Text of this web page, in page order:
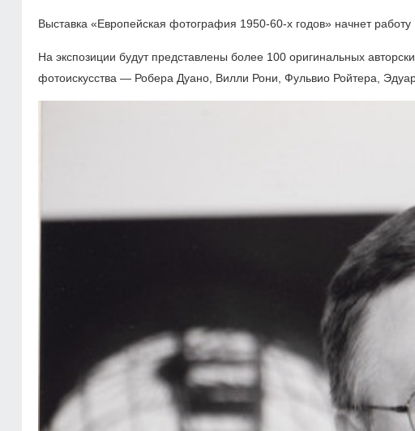
Выставка «Европейская фотография 1950-60-х годов» начнет
На экспозиции будут представлены более 100 оригинальных
фотоискусства — Робера Дуано, Вилли Рони, Фульвио Ройтера,